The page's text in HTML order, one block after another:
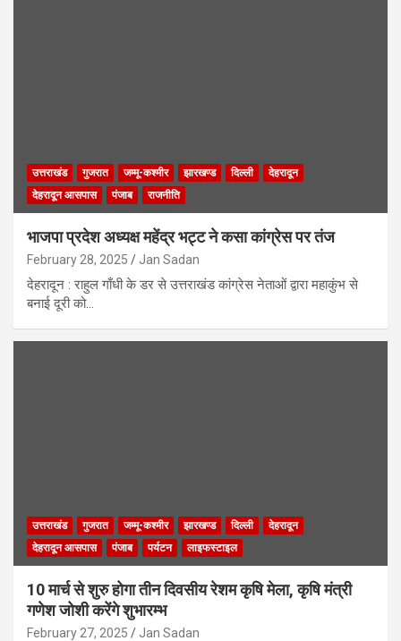
उत्तराखंड गुजरात जम्मू-कश्मीर झारखण्ड दिल्ली
देहरादून
देहरादून आसपास
पंजाब राजनीति
भाजपा प्रदेश अध्यक्ष महेंद्र भट्ट ने कसा कांग्रेस पर तंज
February 28, 2025 Jan Sadan
देहरादून : राहुल गाँधी के डर से उत्तराखंड कांग्रेस नेताओं द्वारा महाकुंभ से
बनाई दूरी को…
उत्तराखंड गुजरात जम्मू-कश्मीर झारखण्ड दिल्ली
देहरादून
देहरादून आसपास
पंजाब पर्यटन लाइफस्टाइल
10 मार्च से शुरु होगा तीन दिवसीय रेशम कृषि मेला, कृषि मंत्री
गणेश जोशी करेंगे शुभारम्भ
February 27, 2025 Jan Sadan